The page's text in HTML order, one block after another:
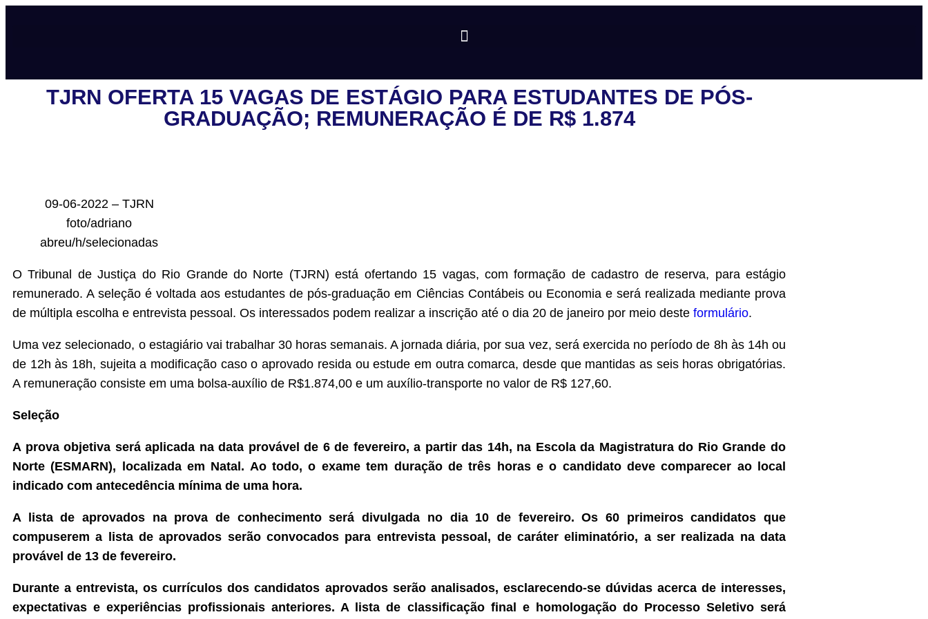
TJRN OFERTA 15 VAGAS DE ESTÁGIO PARA ESTUDANTES DE PÓS-
GRADUAÇÃO; REMUNERAÇÃO É DE R$ 1.874
09-06-2022 – TJRN
foto/adriano
abreu/h/selecionadas
O Tribunal de Justiça do Rio Grande do Norte (TJRN) está ofertando 15 vagas, com formação de cadastro de reserva, para estágio
remunerado. A seleção é voltada aos estudantes de pós-graduação em Ciências Contábeis ou Economia e será realizada mediante prova
de múltipla escolha e entrevista pessoal. Os interessados podem realizar a inscrição até o dia 20 de janeiro por meio deste formulário.
Uma vez selecionado, o estagiário vai trabalhar 30 horas semanais. A jornada diária, por sua vez, será exercida no período de 8h às 14h ou
de 12h às 18h, sujeita a modificação caso o aprovado resida ou estude em outra comarca, desde que mantidas as seis horas obrigatórias.
A remuneração consiste em uma bolsa-auxílio de R$1.874,00 e um auxílio-transporte no valor de R$ 127,60.
Seleção
A prova objetiva será aplicada na data provável de 6 de fevereiro, a partir das 14h, na Escola da Magistratura do Rio Grande do
Norte (ESMARN), localizada em Natal. Ao todo, o exame tem duração de três horas e o candidato deve comparecer ao local
indicado com antecedência mínima de uma hora.
A lista de aprovados na prova de conhecimento será divulgada no dia 10 de fevereiro. Os 60 primeiros candidatos que
compuserem a lista de aprovados serão convocados para entrevista pessoal, de caráter eliminatório, a ser realizada na data
provável de 13 de fevereiro.
Durante a entrevista, os currículos dos candidatos aprovados serão analisados, esclarecendo-se dúvidas acerca de interesses,
expectativas e experiências profissionais anteriores. A lista de classificação final e homologação do Processo Seletivo será